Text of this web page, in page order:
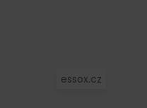
essox.cz